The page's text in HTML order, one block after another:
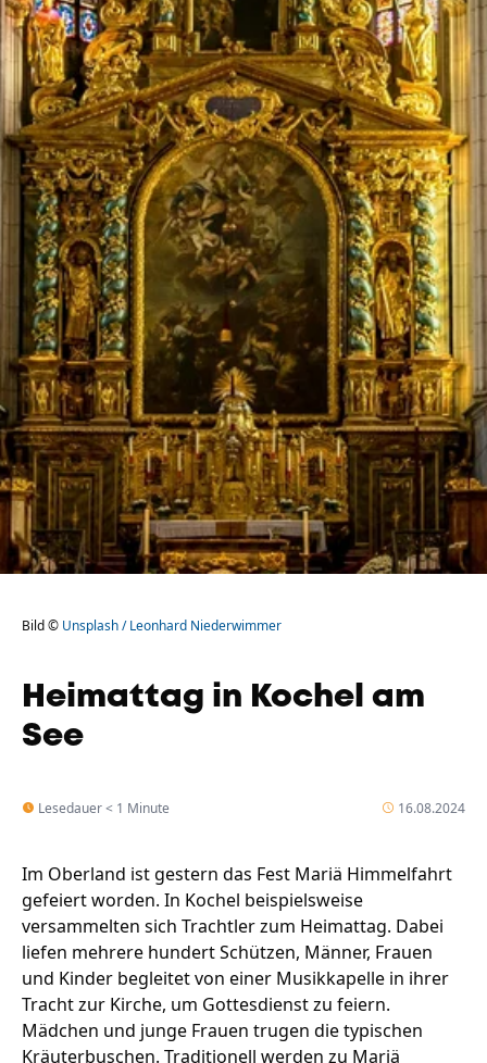
Bild © Unsplash / Leonhard Niederwimmer
Heimattag in Kochel am
See
Lesedauer < 1 Minute 16.08.2024
Im Oberland ist gestern das Fest Mariä Himmelfahrt
gefeiert worden. In Kochel beispielsweise
versammelten sich Trachtler zum Heimattag. Dabei
liefen mehrere hundert Schützen, Männer, Frauen
und Kinder begleitet von einer Musikkapelle in ihrer
Tracht zur Kirche, um Gottesdienst zu feiern.
Mädchen und junge Frauen trugen die typischen
Kräuterbuschen. Traditionell werden zu Mariä